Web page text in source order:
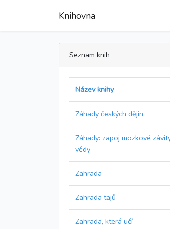
Knihovna
Seznam knih
Název knihy
Záhady českých dějin
Záhady: zapoj mozkové
vědy
Zahrada
Zahrada tajů
Zahrada, která učí